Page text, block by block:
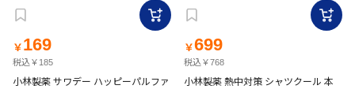
￥ 169
税込￥185
小林製薬 サワデー ハッピーパルファ
￥699
税込￥768
小林製薬 熱中対策 シャツクール 本